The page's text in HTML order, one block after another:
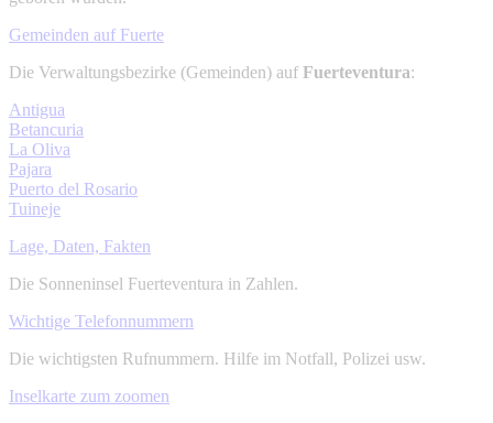
Gemeinden auf Fuerte
Die Verwaltungsbezirke (Gemeinden) auf Fuerteventura:
Antigua
Betancuria
La Oliva
Pajara
Puerto del Rosario
Tuineje
Lage, Daten, Fakten
Die Sonneninsel Fuerteventura in Zahlen.
Wichtige Telefonnummern
Die wichtigsten Rufnummern. Hilfe im Notfall, Polizei usw.
Inselkarte zum zoomen